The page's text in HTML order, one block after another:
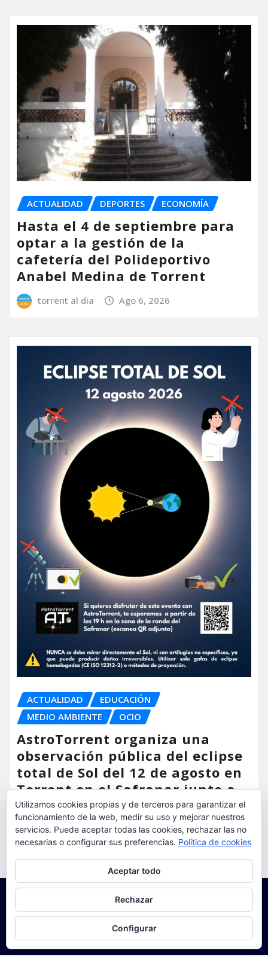
ACTUALIDAD DEPORTES ECONOMÍA
Hasta el 4 de septiembre para
optar a la gestión de la
cafetería del Polideportivo
Anabel Medina de Torrent
torrent al dia Ago 6, 2026
ACTUALIDAD
EDUCACIÓN
MEDIO AMBIENTE
OCIO
AstroTorrent organiza una
observación pública del eclipse
total de Sol del 12 de agosto en
Torrent en el Safranar junto a
las vías del AVE
torrent al dia Ago 5, 2026
Utilizamos cookies propias y de terceros para garantizar el
funcionamiento de la web, medir su uso y mejorar nuestros
servicios. Puede aceptar todas las cookies, rechazar las no
necesarias o configurar sus preferencias. Política de cookies
Aceptar todo
Rechazar
Configurar
Para obtener más información, incluido cómo gestionar las cookies,